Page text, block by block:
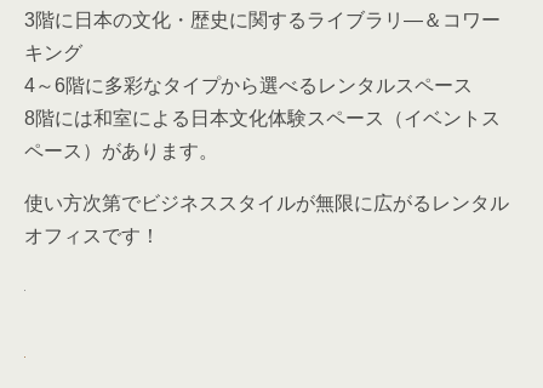
3階に日本の文化・歴史に関するライブラリ―＆コワー
キング
4～6階に多彩なタイプから選べるレンタルスペース
8階には和室による日本文化体験スペース（イベントス
ペース）があります。
使い方次第でビジネススタイルが無限に広がるレンタル
オフィスです！